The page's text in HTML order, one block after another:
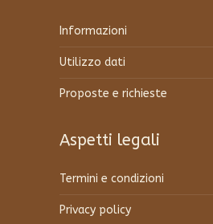
Informazioni
Utilizzo dati
Proposte e richieste
Aspetti legali
Termini e condizioni
Privacy policy